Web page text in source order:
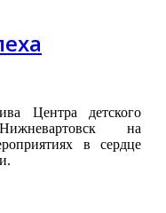
Центра детского
на
в сердце